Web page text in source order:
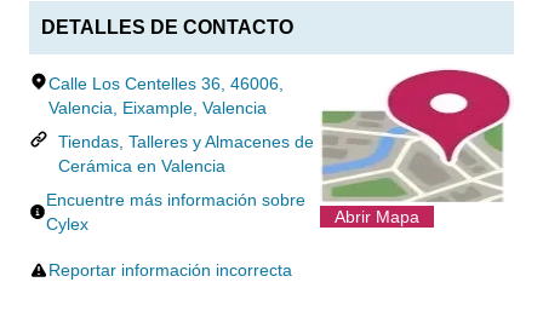
DETALLES DE CONTACTO
Calle Los Centelles 36, 46006,
Valencia, Eixample, Valencia
Tiendas, Talleres y Almacenes de
Cerámica en Valencia
Encuentre más información sobre
Cylex
Reportar información incorrecta
Abrir Mapa